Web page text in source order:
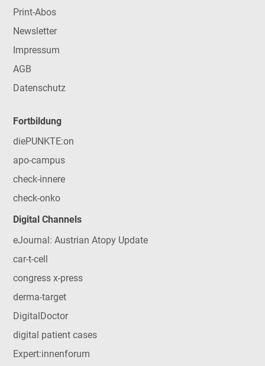
Print-Abos
Newsletter
Impressum
AGB
Datenschutz
Fortbildung
diePUNKTE:on
apo-campus
check-innere
check-onko
Digital Channels
eJournal: Austrian Atopy Update
car-t-cell
congress x-press
derma-target
DigitalDoctor
digital patient cases
Expert:innenforum